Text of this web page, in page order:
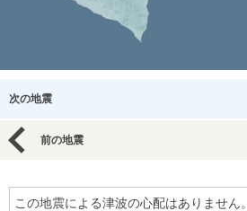
次の地震
前の地震
この地震による津波の心配はありません。